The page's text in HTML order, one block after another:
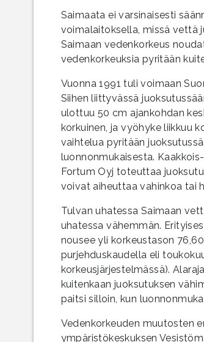
Saimaata ei varsinaisesti
voimalaitoksella, missä vettä
Saimaan vedenkorkeus
vedenkorkeuksia pyritään
Vuonna 1991 tuli voimaan
Siihen liittyvässä
ulottuu 50 cm ajankohdan
korkuinen, ja vyöhyke liikkuu
vaihtelua pyritään
luonnonmukaisesta.
Fortum Oyj toteuttaa
voivat aiheuttaa vahinkoa tai
Tulvan uhatessa Saimaan
uhatessa vähemmän.
nousee yli korkeustason
purjehduskaudella eli
korkeusjärjestelmässä).
kuitenkaan juoksutuksen
paitsi silloin, kun
Vedenkorkeuden muutosten
ympäristökeskuksen